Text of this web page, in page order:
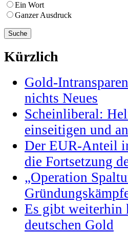
Ein Wort
Ganzer Ausdruck
Kürzlich
Gold-
nichts Neues
Scheinliberal:
einseitigen und
Der EUR-Anteil
die Fortsetzung
„Operation
Es gibt weiterhin
deutschen Gold